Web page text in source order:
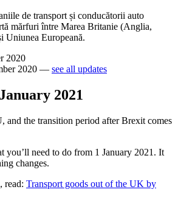
de transport și conducătorii auto
mărfuri între Marea Britanie (Anglia,
Uniunea Europeană.
2020
2020 — see all updates
2021
and the transition period after Brexit comes
you’ll need to do from 1 January 2021. It
changes.
read: Transport goods out of the UK by